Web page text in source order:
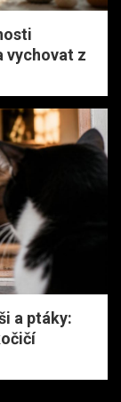
vychovat z
a ptáky: